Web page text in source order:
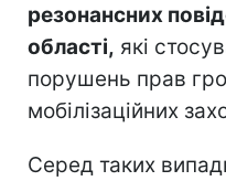
резонансних
області, які
порушень прав
мобілізаційних
Серед таких